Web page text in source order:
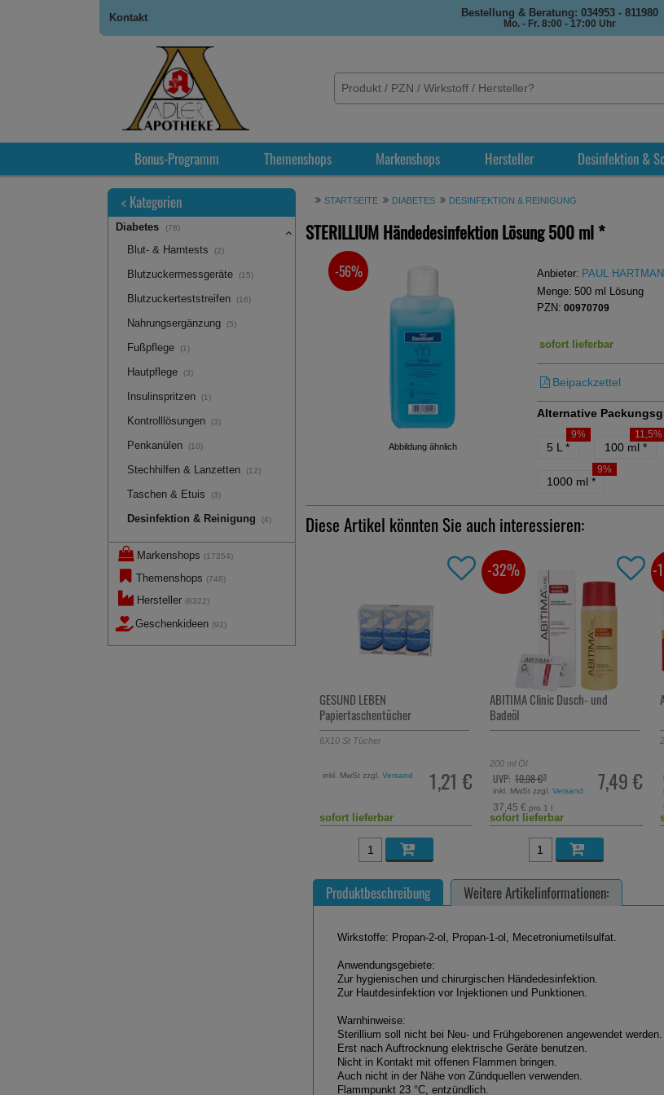
Kontakt Bestellung & Beratung: 034953 - 811980
Mo. - Fr. 8:00 - 17:00 Uhr
Bonus-Programm Themenshops Markenshops Hersteller Desinfektion &
STARTSEITE DIABETES DESINFEKTION & REINIGUNG
STERILLIUM Händedesinfektion Lösung500 ml*
Abbildung ähnlich
SIE SPAREN
-56% Anbieter: PAUL
Menge: 500 ml
Lösung
PZN: 00970709
sofort lieferbar
Beipackzettel
Alternative
5 L*
9%
100 ml *
11,5%
1000 ml*
9%
Diese Artikel könnten Sie auch interessieren:
ABITIMA Clinic Dusch- und
Badeöl
MHD bis Ende 12-2026
7,49 €
UVP: 10,98 €³
sofort lieferbar
ASPECTON Immun Trinkampullen
50,42 €
UVP: 59,65 €³
inkl. MwSt zzgl.Versand
90,04 € pro 1 l
-15,5%
sofort lieferbar
Produktbeschreibung Weitere Artikelinformationen:
Wirkstoffe: Propan-2-ol, Propan-1-ol, Mecetroniumetilsulfat.
Anwendungsgebiete:
Zur hygienischen und chirurgischen Händedesinfektion.
Zur Hautdesinfektion vor Injektionen und Punktionen.
Warnhinweise:
Sterillium soll nicht bei Neu- und Frühgeborenen angewendet werden.
Erst nach Auftrocknung elektrische Geräte benutzen.
Nicht in Kontakt mit offenen Flammen bringen.
Auch nicht in der Nähe von Zündquellen verwenden.
Flammpunkt 23 °C, entzündlich.
< Kategorien
Diabetes (78)
Blut- & Harntests (2)
Blutzuckermessgeräte (15)
Blutzuckerteststreifen (16)
Nahrungsergänzung (5)
Fußpflege (1)
Hautpflege (3)
Insulinspritzen (1)
Kontrolllösungen (3)
Penkanülen (10)
Stechhilfen & Lanzetten (12)
Taschen & Etuis (3)
Desinfektion & Reinigung (4)
Markenshops (17354)
Themenshops (748)
Hersteller (6322)
Geschenkideen (92)